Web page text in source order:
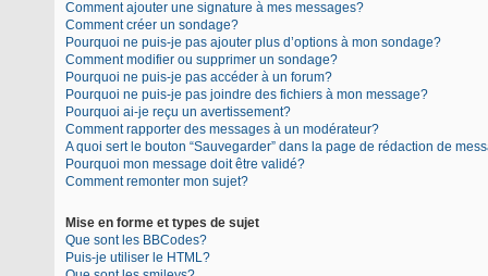
Comment ajouter une signature à mes messages?
Comment créer un sondage?
Pourquoi ne puis-je pas ajouter plus d’options à mon sondage?
Comment modifier ou supprimer un sondage?
Pourquoi ne puis-je pas accéder à un forum?
Pourquoi ne puis-je pas joindre des fichiers à mon message?
Pourquoi ai-je reçu un avertissement?
Comment rapporter des messages à un modérateur?
A quoi sert le bouton “Sauvegarder” dans la page de rédaction de
Pourquoi mon message doit être validé?
Comment remonter mon sujet?
Mise en forme et types de sujet
Que sont les BBCodes?
Puis-je utiliser le HTML?